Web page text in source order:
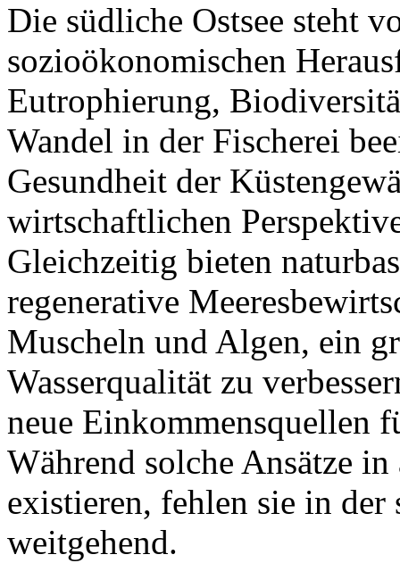
Die südliche Ostsee steht
sozioökonomischen
Eutrophierung,
Wandel in der Fischerei
Gesundheit der
wirtschaftlichen
Gleichzeitig bieten
regenerative
Muscheln und Algen, ein
Wasserqualität zu
neue Einkommensquellen
Während solche Ansätze
existieren, fehlen sie in der
weitgehend.